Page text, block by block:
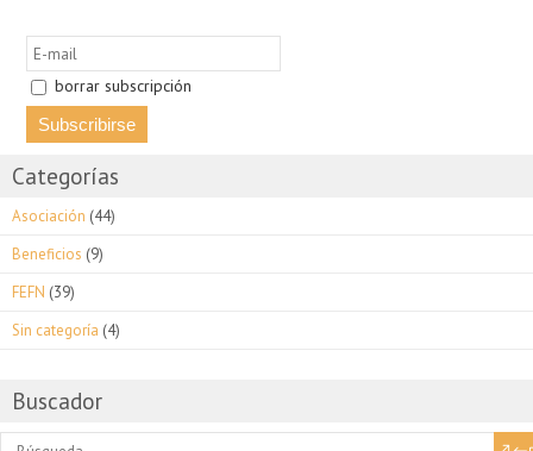
borrar subscripción
Categorías
Asociación (44)
Beneficios (9)
FEFN (39)
Sin categoría (4)
Buscador